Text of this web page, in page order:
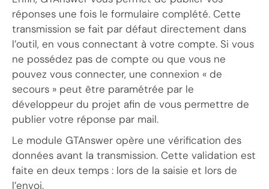
réponses une fois le formulaire complété. Cette
transmission se fait par défaut directement dans
l’outil, en vous connectant à votre compte. Si vous
ne possédez pas de compte ou que vous ne
pouvez vous connecter, une connexion « de
secours » peut être paramétrée par le
développeur du projet afin de vous permettre de
publier votre réponse par mail.
Le module GTAnswer opère une vérification des
données avant la transmission. Cette validation est
faite en deux temps : lors de la saisie et lors de
l’envoi.